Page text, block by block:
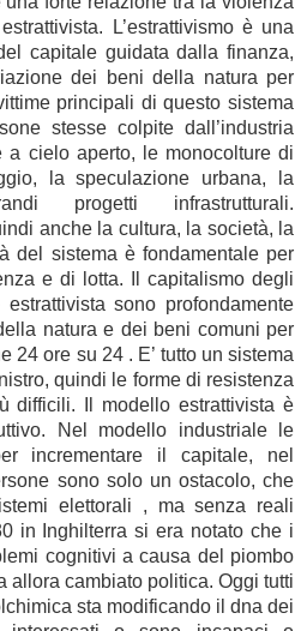
L’estrattivismo è una
capitale guidata dalla finanza,
dei beni della natura per
principali di questo sistema
stesse colpite dall’industria
a cielo aperto, le monocolture di
la speculazione urbana, la
progetti infrastrutturali.
anche la cultura, la società, la
del sistema è fondamentale per
e di lotta. Il capitalismo degli
sono profondamente
natura e dei beni comuni per
24 ore su 24 . E’ tutto un sistema
quindi le forme di resistenza
difficili. Il modello estrattivista è
Nel modello industriale le
incrementare il capitale, nel
sono solo un ostacolo, che
elettorali , ma senza reali
in Inghilterra si era notato che i
cognitivi a causa del piombo
allora cambiato politica. Oggi tutti
sta modificando il dna dei